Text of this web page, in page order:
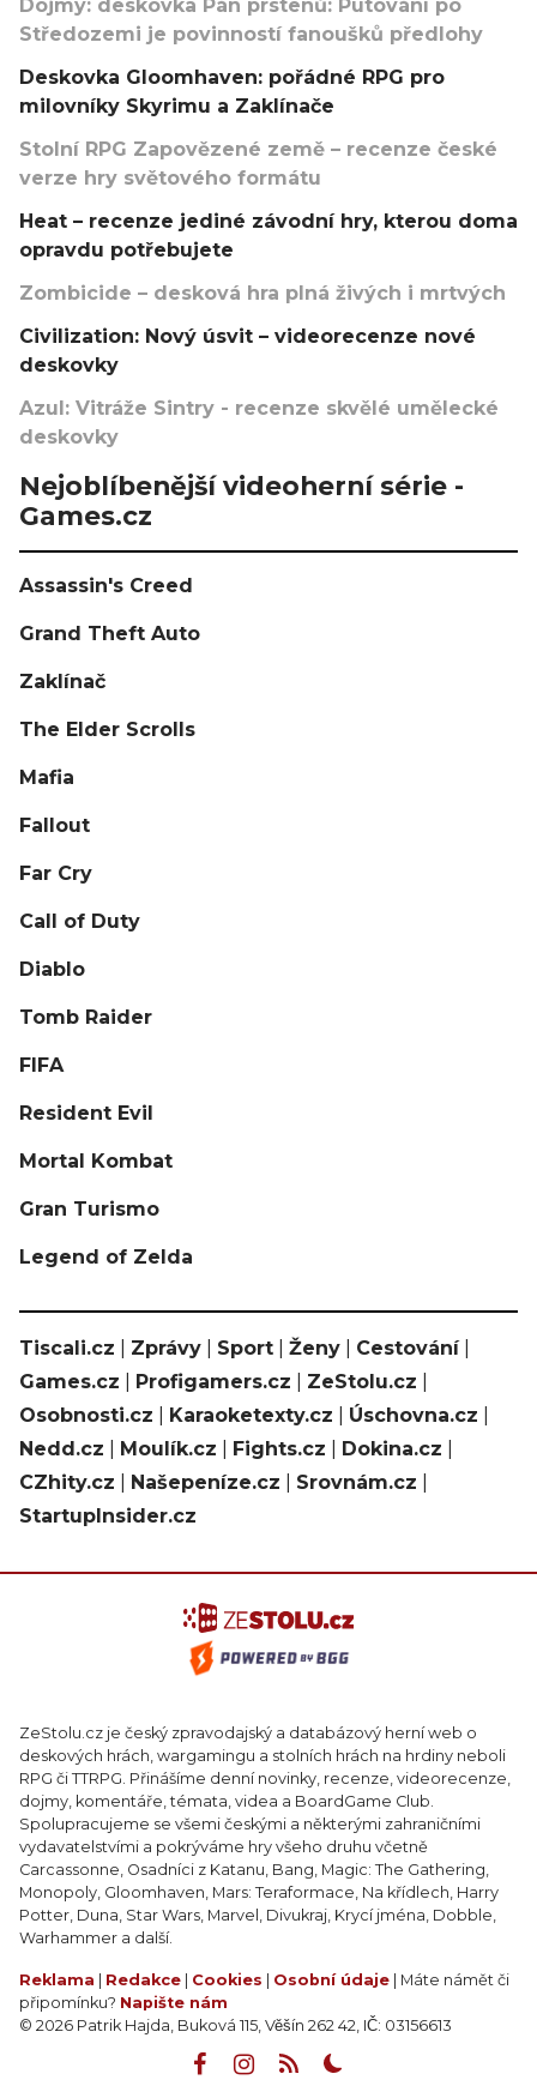
Dojmy: deskovka Pán prstenů: Putování po
Středozemi je povinností fanoušků předlohy
Deskovka Gloomhaven: pořádné RPG pro
milovníky Skyrimu a Zaklínače
Stolní RPG Zapovězené země – recenze české
verze hry světového formátu
Heat – recenze jediné závodní hry, kterou doma
opravdu potřebujete
Zombicide – desková hra plná živých i mrtvých
Civilization: Nový úsvit – videorecenze nové
deskovky
Azul: Vitráže Sintry - recenze skvělé umělecké
deskovky
Nejoblíbenější videoherní série -
Games.cz
Assassin's Creed
Grand Theft Auto
Zaklínač
The Elder Scrolls
Mafia
Fallout
Far Cry
Call of Duty
Diablo
Tomb Raider
FIFA
Resident Evil
Mortal Kombat
Gran Turismo
Legend of Zelda
Tiscali.cz Zprávy Sport Ženy Cestování|
Games.cz
Profigamers.cz ZeStolu.cz
Osobnosti.cz
Karaoketexty.cz Úschovna.cz
Nedd.cz
Moulík.cz Fights.cz Dokina.cz
CZhity.cz
Našepeníze.cz Srovnám.cz
StartupInsider.cz
ZeStolu.cz je český zpravodajský a databázový herní web o
deskových hrách, wargamingu a stolních hrách na hrdiny neboli
RPG či TTRPG. Přinášíme denní novinky, recenze, videorecenze,
dojmy, komentáře, témata, videa a BoardGame Club.
Spolupracujeme se všemi českými a některými zahraničními
vydavatelstvími a pokrýváme hry všeho druhu včetně
Carcassonne, Osadníci z Katanu, Bang, Magic: The Gathering,
Monopoly, Gloomhaven, Mars: Teraformace, Na křídlech, Harry
Potter, Duna, Star Wars, Marvel, Divukraj, Krycí jména, Dobble,
Warhammer a další.
Reklama Redakce Cookies Osobní údaje | Máte námět či
připomínku? Napište nám
© 2026 Patrik Hajda, Buková 115, Věšín 262 42, IČ: 03156613